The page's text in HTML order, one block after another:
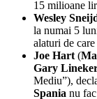
15 milioane
Wesley
la numai 5
alaturi de
Joe Hart (
Gary
Mediu”),
Spania nu